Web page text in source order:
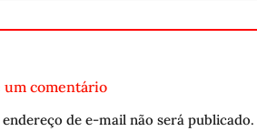
um comentário
endereço de e-mail não será publicado.